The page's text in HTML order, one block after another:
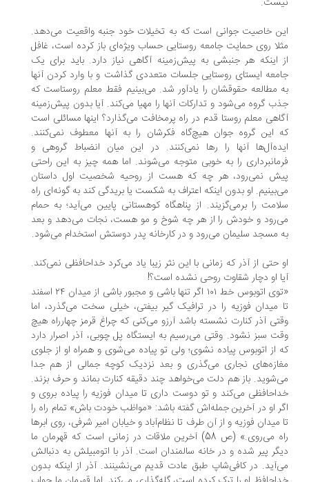
خاصیت جوانی است که به تخیلات خود جنبه واقعیت می‌دهد.
روی حمایت جامعه روستایی حساب ویژه‌ای باز کرده است، غافل
اینکه هر جنبشی به پیش‌زمینه آگاهی نیاز دارد. باید برای یک
ایستای روستایی جلسات متعددی گذاشت و با وارد کردن آنها
مطالعه حقوقشان را یادآور شد. می‌بینیم فقط معلم روستاست که
گروه می‌شود و تدارکات آنها را مهیا می‌کند. آیا بدون پیش‌زمینه
معلم روستا قدم در راه پرمخافت می‌گذارد؟ اینها مسائلی است
این گروه جوان هیچ‌گاه فکرشان را به آنها معطوف نمی‌کنند.
آنها را رها نمی‌کنند. در این میان انضباط گروهی و
را به خوبی متوجه می‌شوند. اما همه ‌چیز به این راحتی
نمی‌رود، هر چه که هست از روحیه شخصیت اول داستان
او بدون اینکه اعتراف به شکست یا بریدگی کند به گونه‌ای راه
را برمی‌گزیند. از پناهگاه کوهستانی پایین می‌آید؛ به حمام
و خودش را از هر چه شوخ و مو هست، نجات می‌دهد و بعد
مسجد سلیمان می‌رود و در کارخانه پدر دوستش استخدام می‌شود.
حتی از آذر که زمانی با این نثر زیبا یاد می‌کرد خداحافظی نمی‌کند.
او دچار شقاوت روحی نشده است؟!
«توی اتوبوس خط ۱۰۱ اگر تنها باشی و مجبور باشی از میدان ۲۴ اسفند
میدان فوزیه را در ترافیک گیر بیفتی، خیلی سخت می‌گذرد، اما
آذر کنارت نشسته باشد آرزو می‌کنی که چراغ قرمز چهارراه هیچ‌
سبز نشود. وقتی می‌رسیم به ایستگاه پل چوبی، آذر اصرار دارد
از اتوبوس پیاده نشوی؛ ولی تو پیاده می‌شوی و همراه او از جلوی
نجاری می‌گذری و بعد نزدیک کوچه جمالی از هم جدا
باز هم دلت می‌خواهد چند دقیقه کنارت بماند و حرف بزند.
می‌کند و تو دوست داری تا میدان فوزیه را پیاده بروی و
او در آخرین جمله‌اش گفته باشد: «مواظب خودت باش» تمام راه را
میدان فوزیه و از آن طرف تا نظام‌آباد و خیابان امیر شرفی، روی ابرها
راه می‌روی.» (ص 58) آخرین ملاقات در زمانی است که قهرمان ما
پیر شده و در خانه سالمندان است. آذر با اتومبیلش به دنبالش
در کافی‌شاپ طبق عادت قدیم می‌نشینند. آذر از اینکه بدون